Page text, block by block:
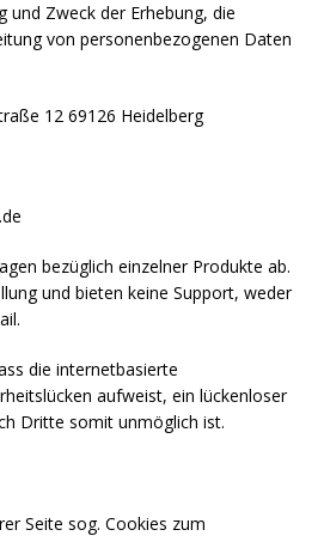
und Zweck der Erhebung, die
von personenbezogenen Daten
12 69126 Heidelberg
bezüglich einzelner Produkte ab.
und bieten keine Support, weder
die internetbasierte
aufweist, ein lückenloser
Dritte somit unmöglich ist.
Seite sog. Cookies zum